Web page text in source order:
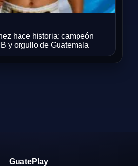
hace historia: campeón
y orgullo de Guatemala
GuatePlay